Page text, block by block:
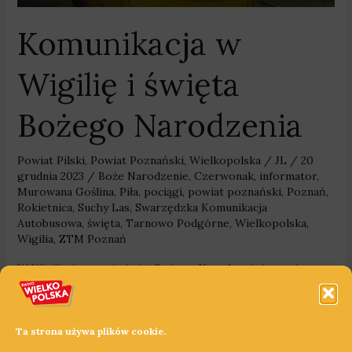
Ta strona używa plików cookie.
Komunikacja w
Wigilię i święta
Bożego Narodzenia
Powiat Pilski, Powiat Poznański, Wielkopolska/ JL / 20
grudnia 2023 / Boże Narodzenie, Czerwonak, informator,
Murowana Goślina, Piła, pociągi, powiat poznański, Poznań,
Rokietnica, Suchy Las, Swarzędzka Komunikacja
Autobusowa, święta, Tarnowo Podgórne, Wielkopolska,
Wigilia, ZTM Poznań
W Wigilię i w czasie świąt Bożego Narodzenia inaczej
będzie funkcjonować komunikacja publiczna w aglomeracji
poznańskiej oraz w Pile. Jak będą jeździć autobusy?